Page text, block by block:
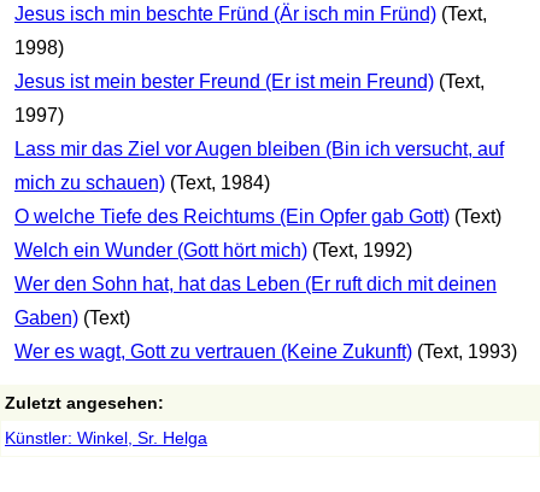
Jesus isch min beschte Fründ (Är isch min Fründ) (Text,
1998)
Jesus ist mein bester Freund (Er ist mein Freund) (Text,
1997)
Lass mir das Ziel vor Augen bleiben (Bin ich versucht, auf
mich zu schauen) (Text, 1984)
O welche Tiefe des Reichtums (Ein Opfer gab Gott) (Text)
Welch ein Wunder (Gott hört mich) (Text, 1992)
Wer den Sohn hat, hat das Leben (Er ruft dich mit deinen
Gaben) (Text)
Wer es wagt, Gott zu vertrauen (Keine Zukunft) (Text, 1993)
Zuletzt angesehen:
Künstler: Winkel, Sr. Helga